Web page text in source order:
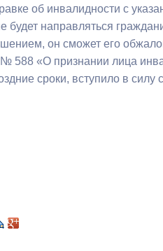
планирования
Порядок
действий органов
самоуправления
об инвалидности с
направляться
он сможет его
588 «О признании лица
сроки, вступило в силу